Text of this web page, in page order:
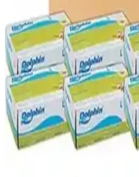
Dolphin Pudrasız Mavi
Güvenlik ve Hijyen İçin
Dolphin pudrasız mavi nitril
hijyen sunar. Lateks içermeyen
güvenle kullanılır, pratik ve
A101 Eldivenleri: Güvenli
Bilmeniz Gerekenler
A101'de satılan eldivenlerin
standartları hakkında bilgiler
edilmesi gereken noktaları özetler.